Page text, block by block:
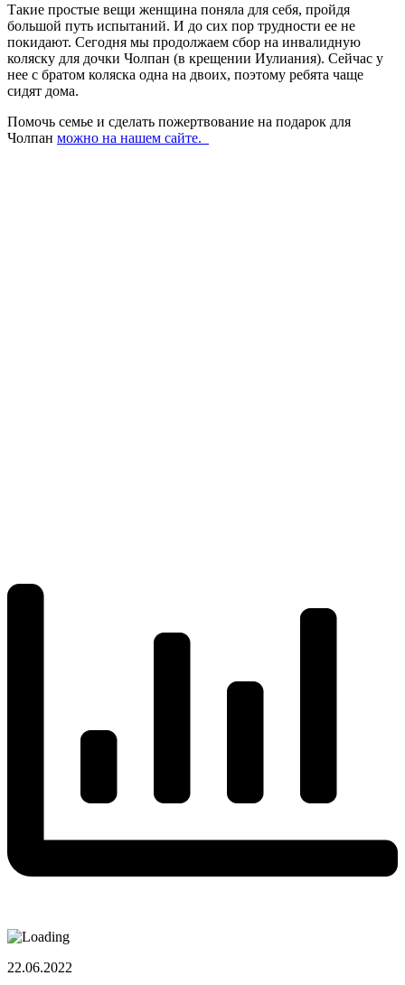
Такие простые вещи женщина поняла для себя, пройдя
большой путь испытаний. И до сих пор трудности ее не
покидают. Сегодня мы продолжаем сбор на инвалидную
коляску для дочки Чолпан (в крещении Иулиания). Сейчас у
нее с братом коляска одна на двоих, поэтому ребята чаще
сидят дома.
Помочь семье и сделать пожертвование на подарок для
Чолпан можно на нашем сайте.
22.06.2022